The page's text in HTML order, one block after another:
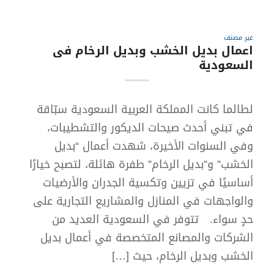
غير مصنف
⁠اعمال بديل الخشب وبديل الرخام فى
السعودية
لطالما كانت المملكة العربية السعودية سبّاقة
في تبني أحدث صيحات الديكور والتشطيبات،
وفي السنوات الأخيرة، شهدت أعمال “بديل
الخشب” و”بديل الرخام” طفرة هائلة، لتصبح خيارًا
أساسيًا في تزيين وتكسية الجدران والأرضيات
والواجهات في المنازل والمشاريع التجارية على
حدٍ سواء. تتوفر في السعودية العديد من
الشركات والمصانع المتخصصة في أعمال بديل
الخشب وبديل الرخام، حيث […]